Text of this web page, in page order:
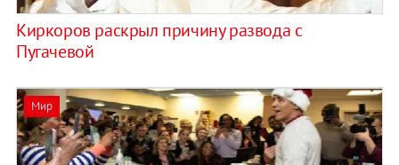
Киркоров раскрыл причину развода с
Пугачевой
Мир